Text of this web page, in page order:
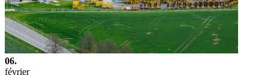
06.
février